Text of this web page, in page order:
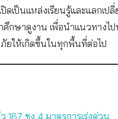
ดเป็นแหล่งเรียนรู้และแลกเ
กษาดูงาน เพื่อนำแนวทางไป
ยให้เกิดขึ้นในทุกพื้นที่ต่อไป
167 ชง 4 มาตรการเร่งด่วน